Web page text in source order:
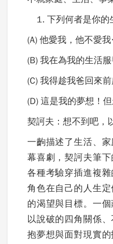
下列何者是你的
(A) 他愛我，他不愛
(B) 我在為我的生活服
(C) 我得趁我爸回來前
(D) 這是我的夢想！
契訶夫：想不到吧，
一齣描述了生活、
幕喜劇，契訶夫筆
各種考驗穿插進複
角色在自己的人生
的渴望與目標。一
以說破的四角關係
抱夢想與面對現實